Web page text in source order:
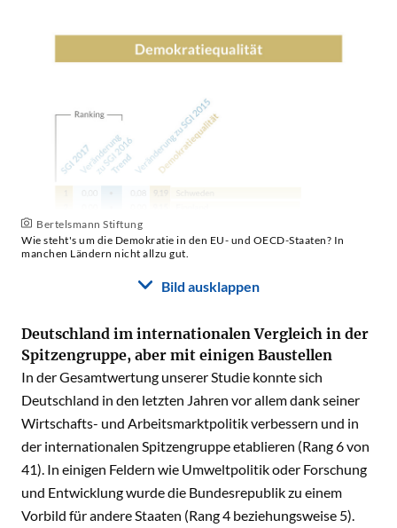
Bertelsmann Stiftung
Wie steht's um die Demokratie in den EU- und OECD-Staaten? In
manchen Ländern nicht allzu gut.
Bild ausklappen
Deutschland im internationalen Vergleich in der
Spitzengruppe, aber mit einigen Baustellen
In der Gesamtwertung unserer Studie konnte sich
Deutschland in den letzten Jahren vor allem dank seiner
Wirtschafts- und Arbeitsmarktpolitik verbessern und in
der internationalen Spitzengruppe etablieren (Rang 6 von
41). In einigen Feldern wie Umweltpolitik oder Forschung
und Entwicklung wurde die Bundesrepublik zu einem
Vorbild für andere Staaten (Rang 4 beziehungsweise 5).